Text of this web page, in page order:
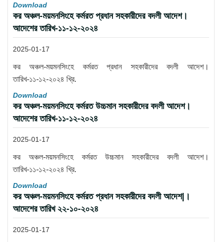
Download
কর অঞ্চল-ময়মনসিংহে কর্মরত প্রধান সহকারীদের বদলী আদেশ।
আদেশের তারিখ-১১-১২-২০২৪
2025-01-17
কর অঞ্চল-ময়মনসিংহে কর্মরত প্রধান সহকারীদের বদলী আদেশ।
তারিখ-১১-১২-২০২৪ খ্রি.
Download
কর অঞ্চল-ময়মনসিংহে কর্মরত উচ্চমান সহকারীদের বদলী আদেশ।
আদেশের তারিখ-১১-১২-২০২৪
2025-01-17
কর অঞ্চল-ময়মনসিংহে কর্মরত উচ্চমান সহকারীদের বদলী আদেশ।
তারিখ-১১-১২-২০২৪ খ্রি.
Download
কর অঞ্চল-ময়মনসিংহে কর্মরত প্রধান সহকারীদের বদলী আদেশ|।
আদেশের তারিখ ২২-১০-২০২৪
2025-01-17